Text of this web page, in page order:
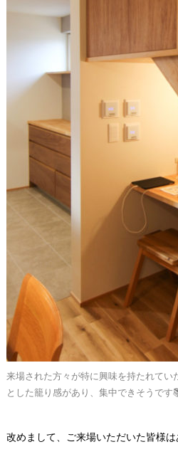
来場された方々が特に興味を持たれてい
とした籠り感があり、集中できそうです
改めまして、ご来場いただいた皆様